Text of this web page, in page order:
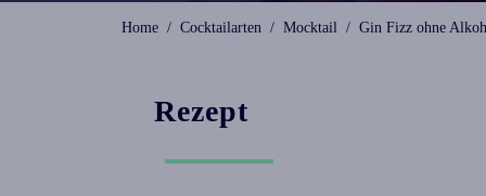
Home Cocktailarten Mocktail Gin Fizz ohne
Rezept